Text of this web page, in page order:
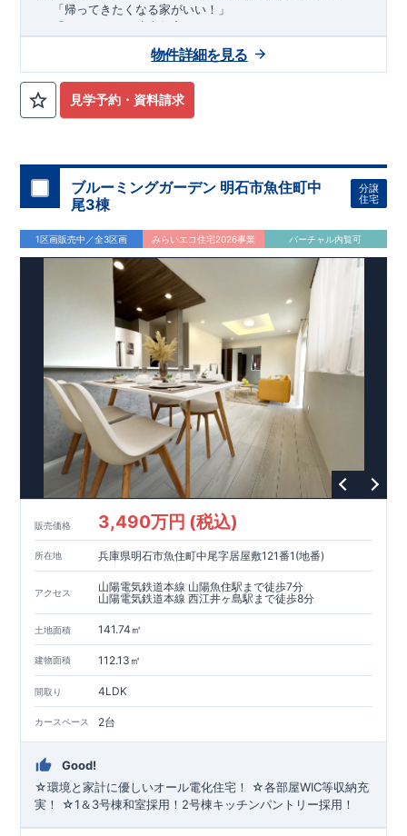
「帰ってきたくなる家がいい！」
「おしゃれなら建売住宅もありかも！」
TEL:098-860-2201（火・水曜日定休日、年末年始休み）
■オプションではありません！全棟標準搭載
ム・ガス衣類乾燥機・食洗器・宅配ボックス・玄関電子キー・
成材にヒノキを使用しております！
■長期優良住宅もっと詳しく
「いい家を作って、きちんと手
入れをして、長く大切に使う」という考え方の下、
7つの厳しい技術基準をクリアした物件だけが認定を受けられる
長期優良住宅。
長期優良住宅として認定を受けるためには、国が定めた下記7つ
の技術基準をクリアする必要があります。東栄住宅は全棟でク
リア！①耐震性②劣化対策③維持管理性④住戸面積⑤省エネル
ギー性⑥居住環境⑦維持保全管理
そのほかの魅力として、住宅ローン金利優遇、固定資産税の減
税、中古市場での売却時にも有利です。 ■住宅性能評価ダブル
もっと詳しく
「設計」と「建設」のダブルで性
能を評価されています！図面を第三者機関へ提出します。外部
評価委員が建設中に3回、竣工時に1 回の現場検査が行われま
す。構造の安定、劣化の軽減、維持管理への配慮、温熱環境・
エネルギー消費量（断熱等性能）の必須4分野、空気環境で、最
高等級取得！ ■耐震等級3 もっと詳しく
東栄住宅の建物
は、国が定めた耐震最高等級
を取得。建築基準法に定められ
た、｢数百年に一度発生する地震に対して、倒壊、崩壊しない｣
という基準から、さらに
1.5 倍の耐震力を達成しています。 ■耐
災害時の損傷の受けにくさを評価されています。建築
基準法に定められている暴風による力（
1.2倍の暴風に対しても損傷を生じないことで耐風最高等級
取得しています。 ■自社一貫体制もっと詳しく 東栄住宅は土
地の仕入れ、設計、施工、販売、メンテナンスまで、すべての
プロセスに携わっています。
■ アフターサポート
と詳しく
快適に暮らすことができる住宅の品質を長期にわたり
維持するには、定期的な点検を実施することが重要です。 最大
60年間の保証制度がございます。もちろん、定期点検以外でも
万一不具合が発生した際は対応いたします。
当社こだわりの空間アイディアをショート動画
ご紹介しています。ここをクリッ ク
見学予約・資料請求
物件詳細を見る
ブルーミングガーデン 明石市魚住町中
尾3棟
分譲
住宅
1区画販売中／全3区画 みらいエコ住宅2026事業 バーチャル内覧可
販売価格 3,490万円 (税込)
所在地 兵庫県明石市魚住町中尾字居屋敷121番1(地番)
アクセス
山陽電気鉄道本線 山陽魚住駅まで徒歩7分
山陽電気鉄道本線 西江井ヶ島駅まで徒歩8分
土地面積 141.74㎡
建物面積 112.13㎡
間取り 4LDK
カースペース 2台
Good!
☆環境と家計に優しいオール電化住宅！ ☆各部屋WIC等収納充
実！ ☆1＆3号棟和室採用！2号棟キッチンパントリー採用！